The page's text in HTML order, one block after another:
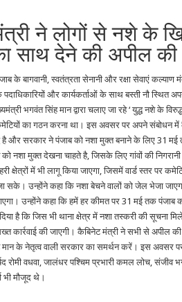
ने लोगों से नशे के
साथ देने की अपील की
के बागवानी, स्वतंत्रता सेनानी और रक्षा सेवाएं
और कार्यकर्ताओं के साथ बस्ती नौ स्थित
भगवंत सिंह मान द्वारा चलाए जा रहे ‘ युद्ध नशे के
का गठन करना था। इस अवसर पर अपने संबोधन
है और सरकार ने पंजाब को नशा मुक्त बनाने के लिए 31
नशा मुक्त देखना चाहते है, जिसके लिए गांवों की
क्षेत्रों में भी लागू किया जाएगा, जिसमें वार्ड स्तर पर
सके। उन्होंने कहा कि नशा बेचने वालों को जेल भेजा
उन्होंने कहा कि हमें हर कीमत पर 31 मई तक पंजाब
है कि जिस भी थाना क्षेत्र में नशा तस्करी की सूचना
की जाएगी। कैबिनेट मंत्री ने सभी से अपील
के नेतृत्व वाली सरकार का समर्थन करें। इस अवसर पर
रोमी वधवा, जालंधर पश्चिम प्रभारी कमल लोच,
भी मौजूद थे।